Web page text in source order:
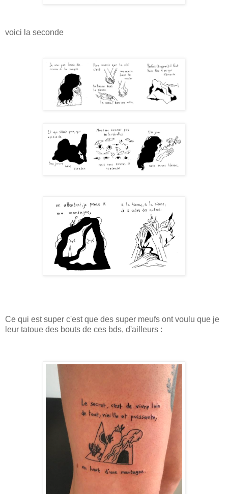
voici la seconde
Ce qui est super c'est que des super meufs ont voulu que je
leur tatoue des bouts de ces bds, d'ailleurs :